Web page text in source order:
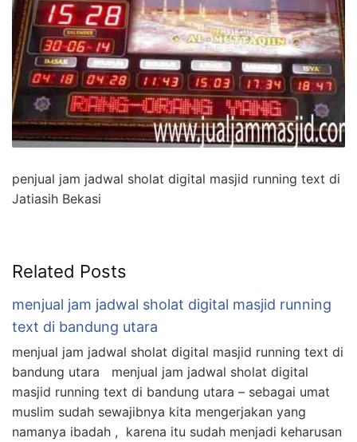
penjual jam jadwal sholat digital masjid running text di
Jatiasih Bekasi
Related Posts
menjual jam jadwal sholat digital masjid running
text di bandung utara
menjual jam jadwal sholat digital masjid running text di
bandung utara menjual jam jadwal sholat digital
masjid running text di bandung utara – sebagai umat
muslim sudah sewajibnya kita mengerjakan yang
namanya ibadah , karena itu sudah menjadi keharusan